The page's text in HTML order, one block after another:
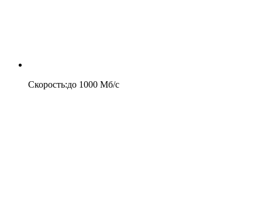
Скорость:до 1000 Мб/c